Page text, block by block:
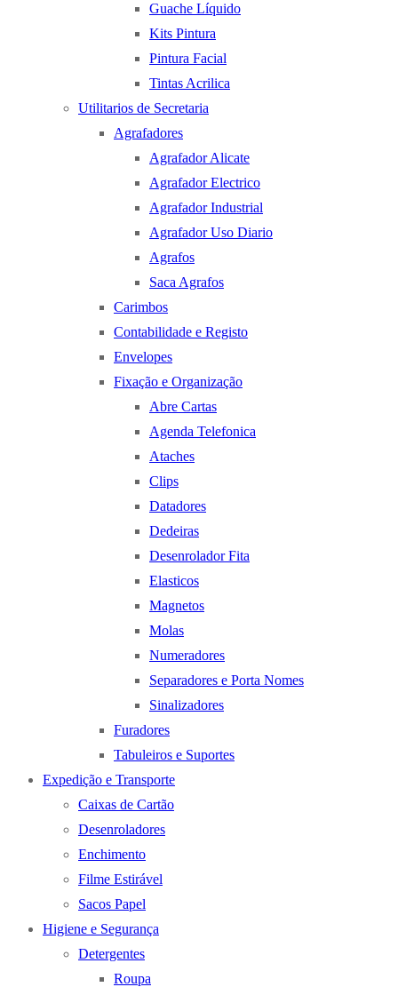
Guache Líquido
Kits Pintura
Pintura Facial
Tintas Acrilica
Utilitarios de Secretaria
Agrafadores
Agrafador Alicate
Agrafador Electrico
Agrafador Industrial
Agrafador Uso Diario
Agrafos
Saca Agrafos
Carimbos
Contabilidade e Registo
Envelopes
Fixação e Organização
Abre Cartas
Agenda Telefonica
Ataches
Clips
Datadores
Dedeiras
Desenrolador Fita
Elasticos
Magnetos
Molas
Numeradores
Separadores e Porta Nomes
Sinalizadores
Furadores
Tabuleiros e Suportes
Expedição e Transporte
Caixas de Cartão
Desenroladores
Enchimento
Filme Estirável
Sacos Papel
Higiene e Segurança
Detergentes
Roupa